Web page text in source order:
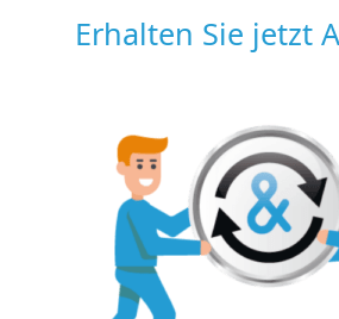
Erhalten Sie jetzt